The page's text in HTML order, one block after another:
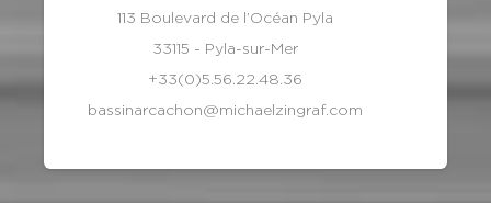
113 Boulevard de l’Océan Pyla
33115 - Pyla-sur-Mer
+33(0)5.56.22.48.36
bassinarcachon@michaelzingraf.com